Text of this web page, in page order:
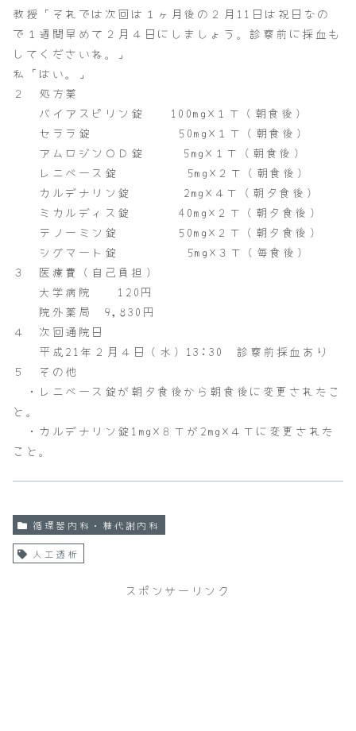
教授「それでは次回は１ヶ月後の２月11日は祝日なの
で１週間早めて２月４日にしましょう。診察前に採血も
してくださいね。」
私「はい。」
２ 処方薬
バイアスピリン錠 100mg×１Ｔ（朝食後）
セララ錠 50mg×１Ｔ（朝食後）
アムロジンＯＤ錠 5mg×１Ｔ（朝食後）
レニベース錠 5mg×２Ｔ（朝食後）
カルデナリン錠 2mg×４Ｔ（朝夕食後）
ミカルディス錠 40mg×２Ｔ（朝夕食後）
テノーミン錠 50mg×２Ｔ（朝夕食後）
シグマート錠 5mg×３Ｔ（毎食後）
３ 医療費（自己負担）
大学病院 120円
院外薬局 9,830円
４ 次回通院日
平成21年２月４日（水）13:30 診察前採血あり
５ その他
・レニベース錠が朝夕食後から朝食後に変更されたこ
と。
・カルデナリン錠1mg×８Ｔが2mg×４Ｔに変更された
こと。
循環器内科・糖代謝内科
人工透析
スポンサーリンク